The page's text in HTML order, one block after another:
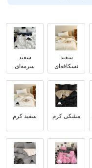
سفید
نسکافه‌ای
سفید
سرمه‌ای
مشکی کرم سفید کرم